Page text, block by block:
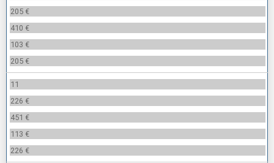
205 €
410 €
103 €
205 €
11
226 €
451 €
113 €
226 €